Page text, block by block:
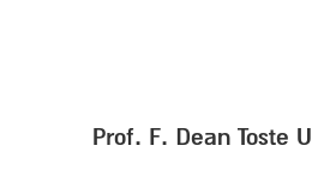
Prof. F. Dean Toste